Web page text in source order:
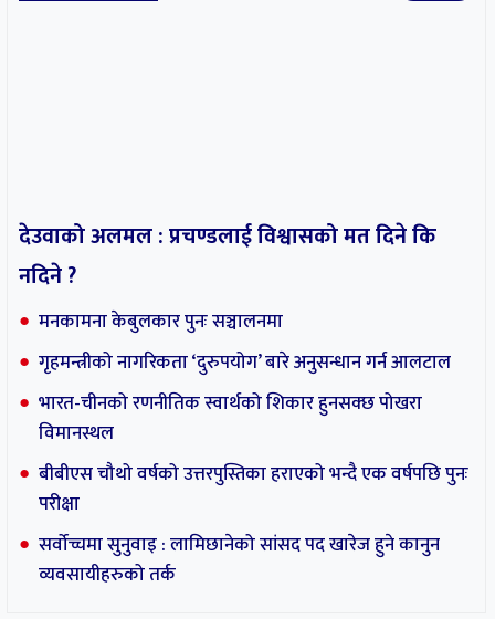
देउवाको अलमल : प्रचण्डलाई विश्वासको मत दिने कि
नदिने ?
मनकामना केबुलकार पुनः सञ्चालनमा
गृहमन्त्रीको नागरिकता ‘दुरुपयोग’ बारे अनुसन्धान गर्न आलटाल
भारत-चीनको रणनीतिक स्वार्थको शिकार हुनसक्छ पोखरा
विमानस्थल
बीबीएस चौथो वर्षको उत्तरपुस्तिका हराएको भन्दै एक वर्षपछि पुनः
परीक्षा
सर्वोच्चमा सुनुवाइ : लामिछानेको सांसद पद खारेज हुने कानुन
व्यवसायीहरुको तर्क